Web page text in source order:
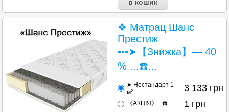
❖ Матрац Шанс
Престиж
•••➤【Знижка】— 40
% ...☎️...
➤ Нестандарт 1
м²
3 133 грн
《АКЦІЯ》...☎️... 1 грн